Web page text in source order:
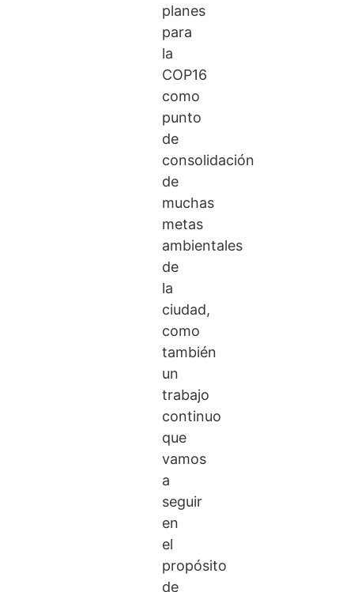
planes
para
la
COP16
como
punto
de
consolidación
de
muchas
metas
ambientales
de
la
ciudad,
como
también
un
trabajo
continuo
que
vamos
a
seguir
en
el
propósito
de